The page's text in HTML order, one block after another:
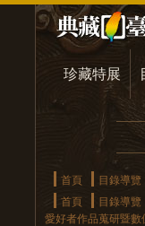
珍藏特展
首頁 目錄導覽
首頁
目錄導覽
愛好者作品蒐研暨數